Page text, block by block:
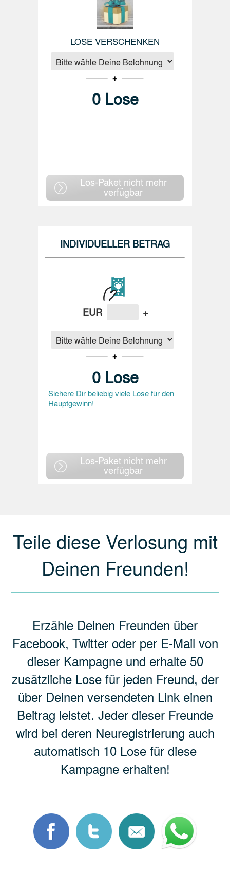
LOSE VERSCHENKEN
0 Lose
Los-Paket nicht mehr
verfügbar
INDIVIDUELLER BETRAG
EUR +
0 Lose
Sichere Dir beliebig viele Lose für den
Hauptgewinn!
Los-Paket nicht mehr
verfügbar
Teile diese Verlosung mit
Deinen Freunden!
Erzähle Deinen Freunden über
Facebook, Twitter oder per E-Mail von
dieser Kampagne und erhalte 50
zusätzliche Lose für jeden Freund, der
über Deinen versendeten Link einen
Beitrag leistet. Jeder dieser Freunde
wird bei deren Neuregistrierung auch
automatisch 10 Lose für diese
Kampagne erhalten!